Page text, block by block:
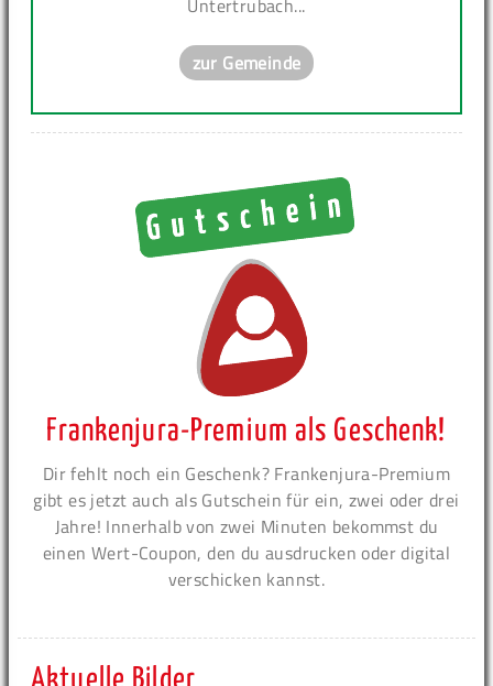
Untertrubach...
zur Gemeinde
Frankenjura-Premium als Geschenk!
Dir fehlt noch ein Geschenk? Frankenjura-Premium
gibt es jetzt auch als Gutschein für ein, zwei oder drei
Jahre! Innerhalb von zwei Minuten bekommst du
einen Wert-Coupon, den du ausdrucken oder digital
verschicken kannst.